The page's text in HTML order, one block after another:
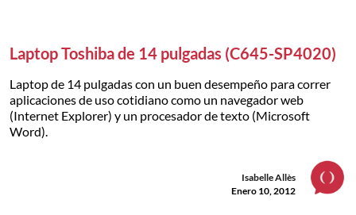
Laptop Toshiba de 14 pulgadas (C645-SP4020)
Laptop de 14 pulgadas con un buen desempeño para correr
aplicaciones de uso cotidiano como un navegador web
(Internet Explorer) y un procesador de texto (Microsoft
Word).
Isabelle Allès
Enero 10, 2012